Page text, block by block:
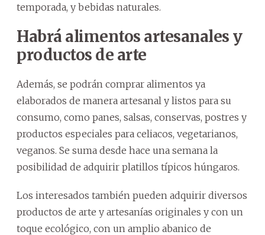
temporada, y bebidas naturales.
Habrá alimentos artesanales y
productos de arte
Además, se podrán comprar alimentos ya
elaborados de manera artesanal y listos para su
consumo, como panes, salsas, conservas, postres y
productos especiales para celiacos, vegetarianos,
veganos. Se suma desde hace una semana la
posibilidad de adquirir platillos típicos húngaros.
Los interesados también pueden adquirir diversos
productos de arte y artesanías originales y con un
toque ecológico, con un amplio abanico de